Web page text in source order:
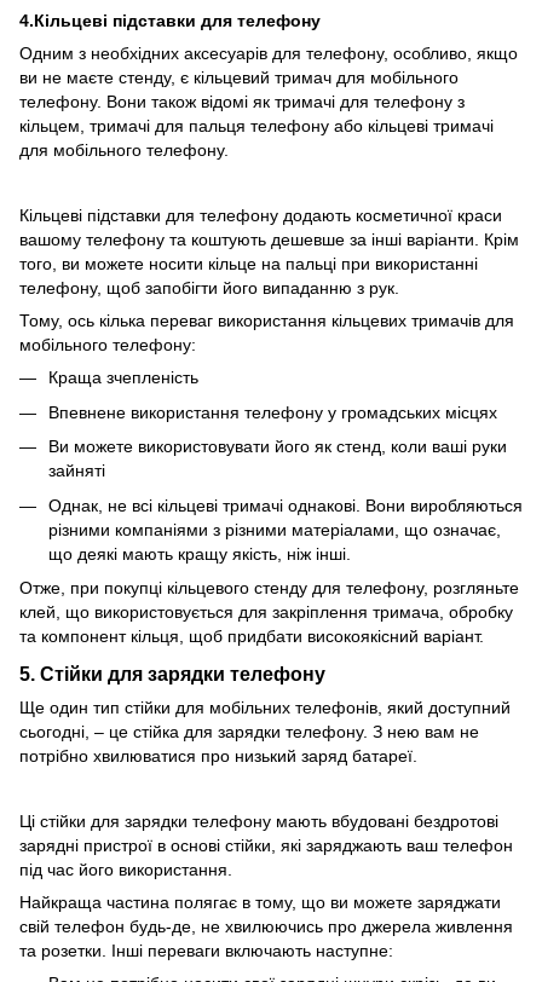
4.Кільцеві підставки для телефону
Одним з необхідних аксесуарів для телефону, особливо, якщо
ви не маєте стенду, є кільцевий тримач для мобільного
телефону. Вони також відомі як тримачі для телефону з
кільцем, тримачі для пальця телефону або кільцеві тримачі
для мобільного телефону.
Кільцеві підставки для телефону додають косметичної краси
вашому телефону та коштують дешевше за інші варіанти. Крім
того, ви можете носити кільце на пальці при використанні
телефону, щоб запобігти його випаданню з рук.
Тому, ось кілька переваг використання кільцевих тримачів для
мобільного телефону:
Краща зчепленість
Впевнене використання телефону у громадських місцях
Ви можете використовувати його як стенд, коли ваші руки
зайняті
Однак, не всі кільцеві тримачі однакові. Вони виробляються
різними компаніями з різними матеріалами, що означає,
що деякі мають кращу якість, ніж інші.
Отже, при покупці кільцевого стенду для телефону, розгляньте
клей, що використовується для закріплення тримача, обробку
та компонент кільця, щоб придбати високоякісний варіант.
5. Стійки для зарядки телефону
Ще один тип стійки для мобільних телефонів, який доступний
сьогодні, – це стійка для зарядки телефону. З нею вам не
потрібно хвилюватися про низький заряд батареї.
Ці стійки для зарядки телефону мають вбудовані бездротові
зарядні пристрої в основі стійки, які заряджають ваш телефон
під час його використання.
Найкраща частина полягає в тому, що ви можете заряджати
свій телефон будь-де, не хвилюючись про джерела живлення
та розетки. Інші переваги включають наступне: